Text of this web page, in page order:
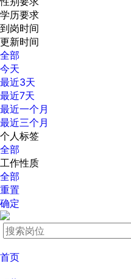
学历要求
到岗时间
更新时间
全部
今天
最近3天
最近7天
最近一个月
最近三个月
个人标签
全部
工作性质
全部
重置
确定
首页